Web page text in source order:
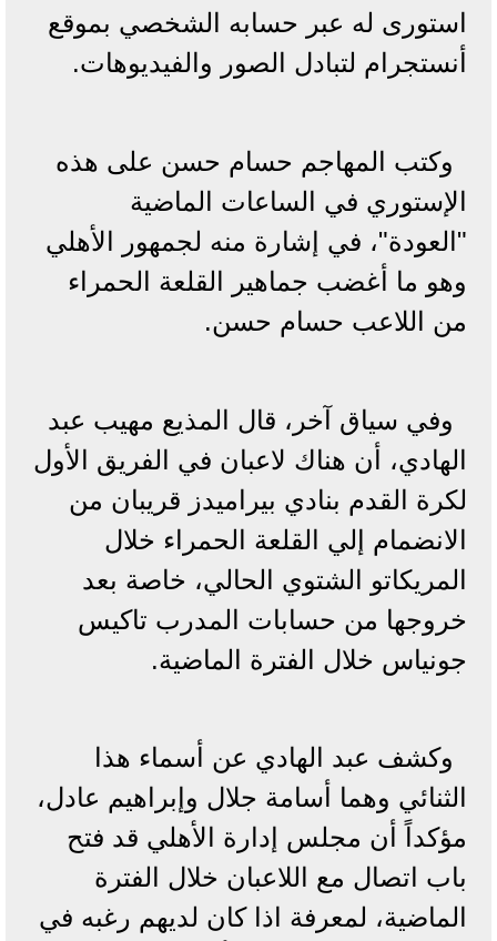
استورى له عبر حسابه الشخصي بموقع
أنستجرام لتبادل الصور والفيديوهات.
وكتب المهاجم حسام حسن على هذه
الإستوري في الساعات الماضية
"العودة"، في إشارة منه لجمهور الأهلي
وهو ما أغضب جماهير القلعة الحمراء
من اللاعب حسام حسن.
وفي سياق آخر، قال المذيع مهيب عبد
الهادي، أن هناك لاعبان في الفريق الأول
لكرة القدم بنادي بيراميدز قريبان من
الانضمام إلي القلعة الحمراء خلال
المريكاتو الشتوي الحالي، خاصة بعد
خروجها من حسابات المدرب تاكيس
جونياس خلال الفترة الماضية.
وكشف عبد الهادي عن أسماء هذا
الثنائي وهما أسامة جلال وإبراهيم عادل،
مؤكداً أن مجلس إدارة الأهلي قد فتح
باب اتصال مع اللاعبان خلال الفترة
الماضية، لمعرفة اذا كان لديهم رغبه في